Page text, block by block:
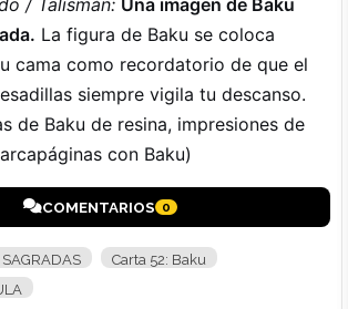
La figura de Baku se coloca
cama como recordatorio de que el
siempre vigila tu descanso.
de Baku de resina, impresiones de
con Baku)
COMENTARIOS 0
SAGRADAS
Carta 52: Baku